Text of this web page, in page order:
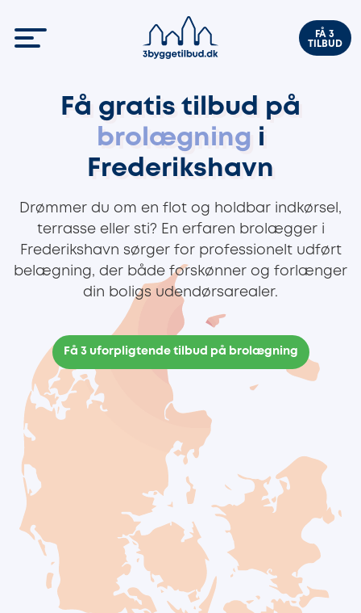
FÅ 3
TILBUD
Få gratis tilbud på
brolægning i
Frederikshavn
Drømmer du om en flot og holdbar indkørsel,
terrasse eller sti? En erfaren brolægger i
Frederikshavn sørger for professionelt udført
belægning, der både forskønner og forlænger
din boligs udendørsarealer.
Få 3 uforpligtende tilbud på brolægning